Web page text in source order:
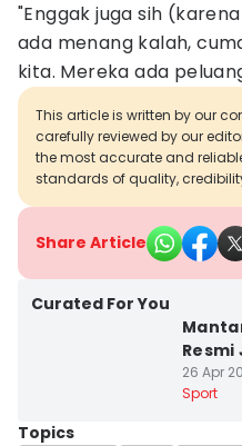
"Enggak juga sih
ada menang kalah,
kita. Mereka ada
This article is written by our
carefully reviewed by our
the most accurate and
standards of quality,
Share Article
Curated For You
Resmi
26 Apr
Sport
Topics